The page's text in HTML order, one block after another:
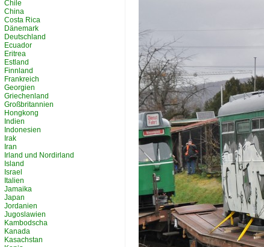
Chile
China
Costa Rica
Dänemark
Deutschland
Ecuador
Eritrea
Estland
Finnland
Frankreich
Georgien
Griechenland
Großbritannien
Hongkong
Indien
Indonesien
Irak
Iran
Irland und Nordirland
Island
Israel
Italien
Jamaika
Japan
Jordanien
Jugoslawien
Kambodscha
Kanada
Kasachstan